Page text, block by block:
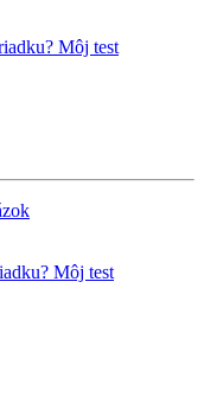
Môj test
Môj test